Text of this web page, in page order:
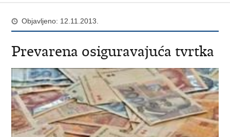
Objavljeno: 12.11.2013.
Prevarena osiguravajuća tvrtka